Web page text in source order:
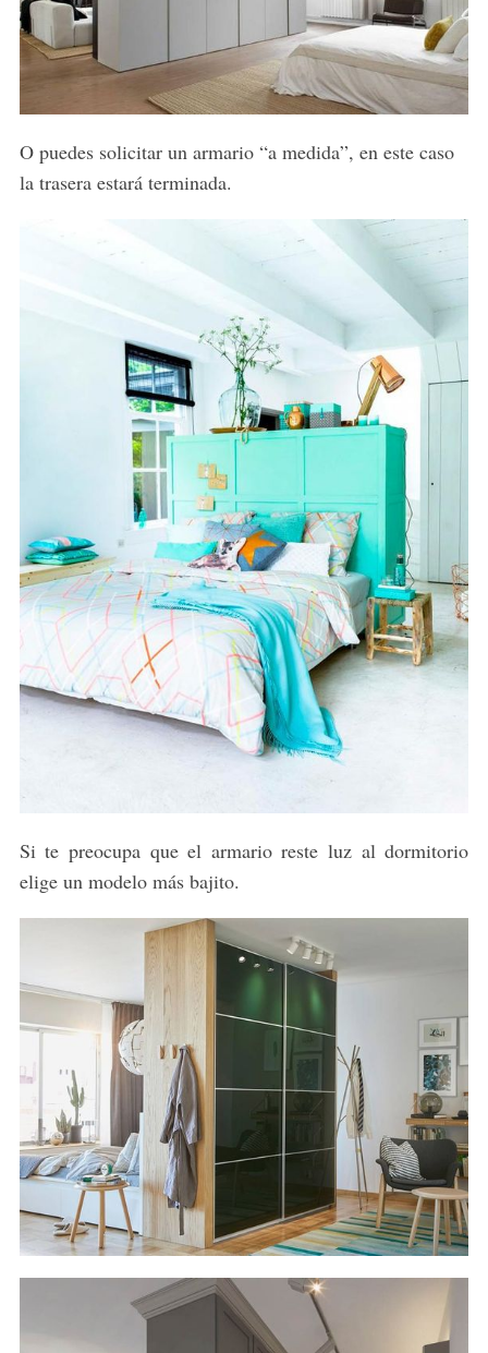
O puedes solicitar un armario “a medida”, en este caso
la trasera estará terminada.
Si te preocupa que el armario reste luz al dormitorio
elige un modelo más bajito.